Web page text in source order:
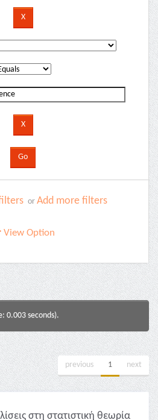
or Add more filters
View Option
0.003 seconds).
previous 1 next
στη στατιστική θεωρία